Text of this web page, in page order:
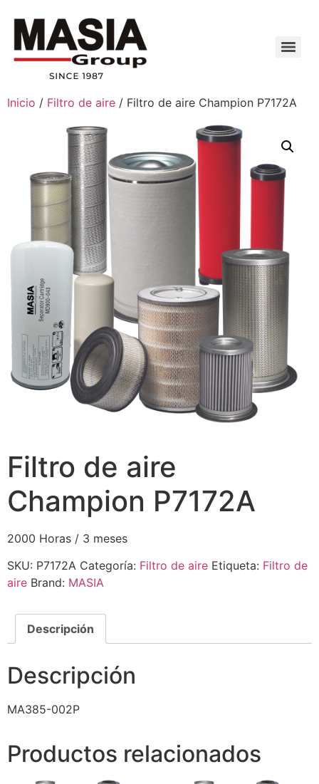
Inicio / Filtro de aire / Filtro de aire Champion P7172A
Filtro de aire
Champion P7172A
2000 Horas / 3 meses
SKU: P7172A Categoría: Filtro de aire Etiqueta: Filtro de
aire Brand: MASIA
Descripción
Descripción
MA385-002P
Productos relacionados